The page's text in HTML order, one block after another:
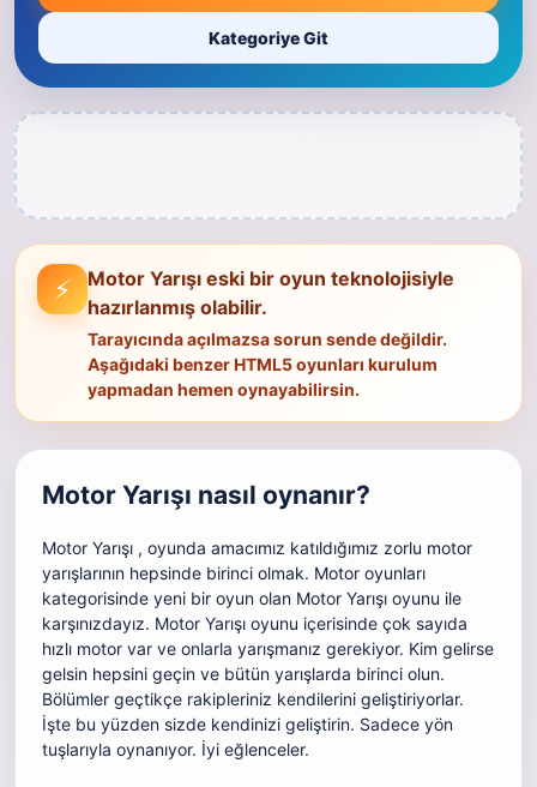
Kategoriye Git
⚡
Motor Yarışı eski bir oyun teknolojisiyle
hazırlanmış olabilir.
Tarayıcında açılmazsa sorun sende değildir.
Aşağıdaki benzer HTML5 oyunları kurulum
yapmadan hemen oynayabilirsin.
Motor Yarışı nasıl oynanır?
Motor Yarışı , oyunda amacımız katıldığımız zorlu motor
yarışlarının hepsinde birinci olmak. Motor oyunları
kategorisinde yeni bir oyun olan Motor Yarışı oyunu ile
karşınızdayız. Motor Yarışı oyunu içerisinde çok sayıda
hızlı motor var ve onlarla yarışmanız gerekiyor. Kim gelirse
gelsin hepsini geçin ve bütün yarışlarda birinci olun.
Bölümler geçtikçe rakipleriniz kendilerini geliştiriyorlar.
İşte bu yüzden sizde kendinizi geliştirin. Sadece yön
tuşlarıyla oynanıyor. İyi eğlenceler.